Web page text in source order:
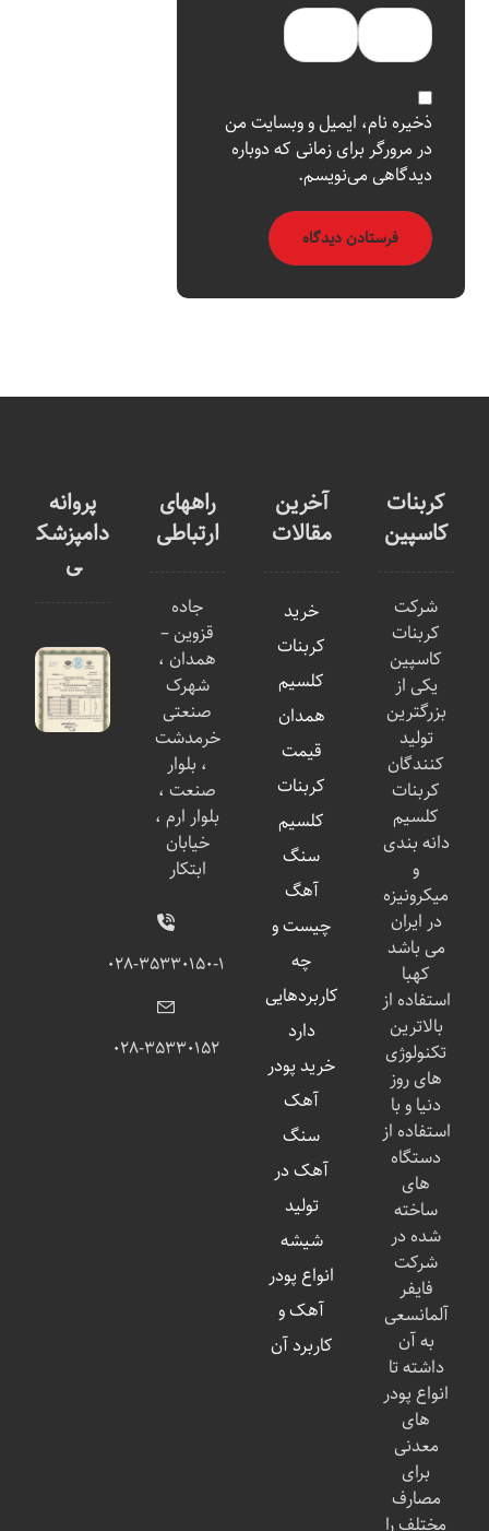
ذخیره نام، ایمیل و وبسایت من
در مرورگر برای زمانی که دوباره
دیدگاهی می‌نویسم.
کربنات
کاسپین
شرکت
کربنات
کاسپین
یکی از
بزرگترین
تولید
کنندگان
کربنات
کلسیم
دانه بندی
و
میکرونیزه
در ایران
می باشد
کهبا
استفاده از
بالاترین
تکنولوژی
های روز
دنیا و با
استفاده از
دستگاه
های
ساخته
شده در
شرکت
فایفر
آلمانسعی
به آن
داشته تا
انواع پودر
های
معدنی
برای
مصارف
آخرین
مقالات
خرید
کربنات
کلسیم
همدان
قیمت
کربنات
کلسیم
سنگ
آهگ
چیست و
چه
کاربردهایی
دارد
خرید پودر
آهک
سنگ
آهک در
تولید
شیشه
انواع پودر
آهک و
کاربرد آن
راههای
ارتباطی
جاده
قزوین –
همدان ،
شهرک
صنعتی
خرمدشت
، بلوار
صنعت ،
بلوار ارم ،
خیابان
ابتکار
۰۲۸-۳۵۳۳۰۱۵۰-۱
۰۲۸-۳۵۳۳۰۱۵۲
پروانه
دامپزشک
ی